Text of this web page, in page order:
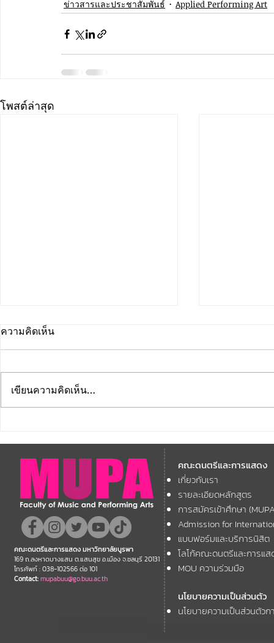
ข่าวสารและประชาสัมพันธ์ Applied Performing Art
โพสต์ล่าสุด
มหาวิทยาลัยบูรพา ขอแสดง
ความยินดี กับคณาจารย์ของ
คณะฯ ที่ได้รับการตอบรับให้นำ
เสนอผลงานวิชาการ ในงาน
ประชุมวิชาการระดับชาติและ
นานาชาติ "ศิลปกรรมวิจัย"
ประจำปี 2569 (FAR 12)
มหาวิทยาลั
โครงการ
11th
Forum
ความคิดเห็น
เขียนความคิดเห็น…
คณะดนตรีและการแสดง
เกี่ยวกับเรา
รายละเอียดหลักสูตร
การสมัครเข้าศึกษา
Admission for
แบบฟอร์มและบริการนิสิต
โลโก้คณะดนตรีและการแส
MOU ความร่วมมือ
นโยบายความเป็นส่วนตัว
นโยบายความเป็นส่วนตัว
คณะดนตรีและการแสดง มหาวิทยาลัยบูรพา
169 ถ.ลงหาดบางแสน ต.แสนสุข อ.เมือง จ.ชลบุรี 20131
โทรศัพท์ : 038-102566 ต่อ 101
Contact:mupabuu@go.buu.ac.th